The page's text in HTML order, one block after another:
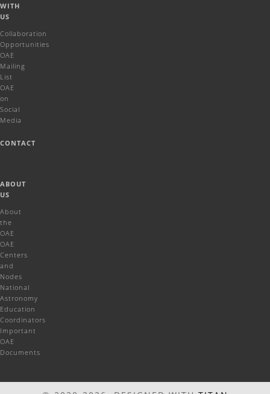
WITH
US
Collaboration
Opportunities
OAE
Mailing
List
OAE
on
Social
Media
CONTACT
ABOUT
US
About
the
OAE
OAE
Centers
and
Nodes
National
Astronomy
Education
Coordinators
Important
OAE
Documents